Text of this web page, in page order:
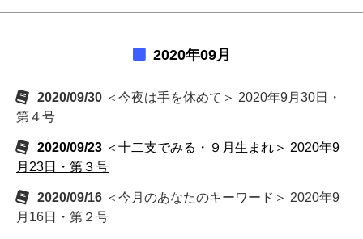
2020年09月
2020/09/30 ＜今夜は手を休めて＞ 2020年9月30日・
第４号
2020/09/23 ＜十二支でみる・９月生まれ＞ 2020年9
月23日・第３号
2020/09/16 ＜今月のあなたのキーワード＞ 2020年9
月16日・第２号